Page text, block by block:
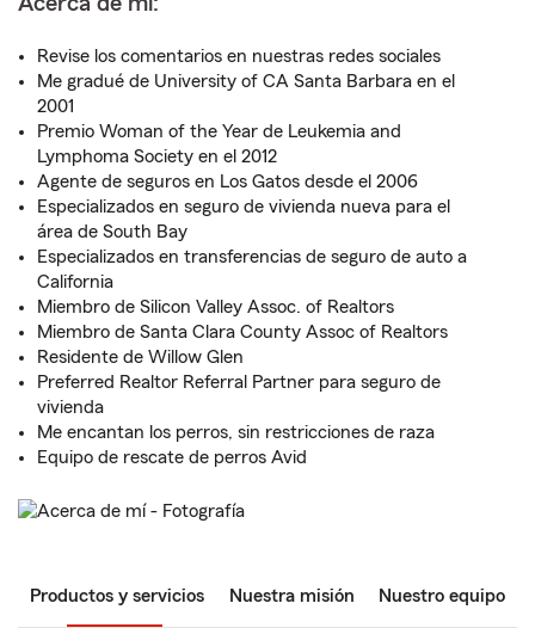
Revise los comentarios en nuestras redes sociales
Me gradué de University of CA Santa Barbara en el
2001
Premio Woman of the Year de Leukemia and
Lymphoma Society en el 2012
Agente de seguros en Los Gatos desde el 2006
Especializados en seguro de vivienda nueva para el
área de South Bay
Especializados en transferencias de seguro de auto a
California
Miembro de Silicon Valley Assoc. of Realtors
Miembro de Santa Clara County Assoc of Realtors
Residente de Willow Glen
Preferred Realtor Referral Partner para seguro de
vivienda
Me encantan los perros, sin restricciones de raza
Equipo de rescate de perros Avid
Productos y servicios Nuestra misión Nuestro equipo